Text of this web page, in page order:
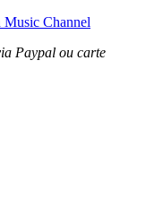
Music Channel
Paypal ou carte